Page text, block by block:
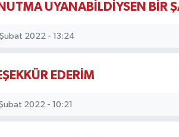
UYANABİLDİYSEN BİR
2022 - 13:24
EDERİM
2022 - 10:21